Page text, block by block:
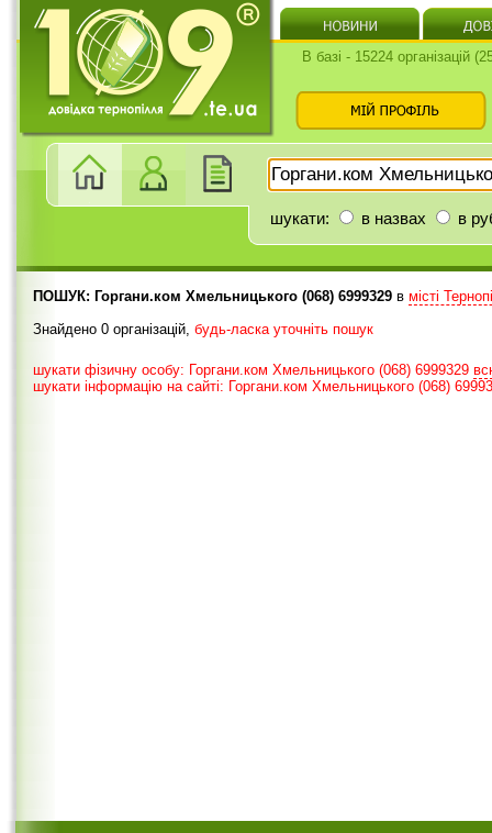
В базі - 15224 організацій
шукати: в назвах в
ПОШУК: Горгани.ком Хмельницького (068) 6999329 в місті
Знайдено 0 організацій, будь-ласка уточніть пошук
шукати фізичну особу: Горгани.ком Хмельницького (068) 6999329
шукати інформацію на сайті: Горгани.ком Хмельницького (068)